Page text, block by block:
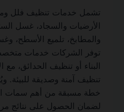
تشمل خدمات تنظيف فلل
الأرضيات والسجاد، غسل
والمطابخ، تلميع الأسطح،
توفر الشركات خدمات
البناء أو تنظيف الحدائق، مع
تنظيف آمنة وصديقة للبيئة.
خطة مسبقة من أهم سمات
لضمان الحصول على نتائج